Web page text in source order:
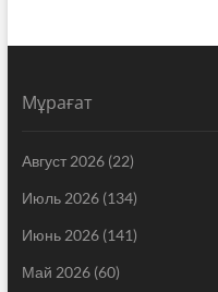
Мұрағат
Август 2026(22)
Июль 2026(134)
Июнь 2026(141)
Май 2026(60)